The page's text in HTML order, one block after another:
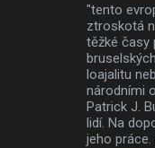
"tento
ztroskotá
těžké časy
loajalitu
národními
Patrick J.
lidí. Na
jeho